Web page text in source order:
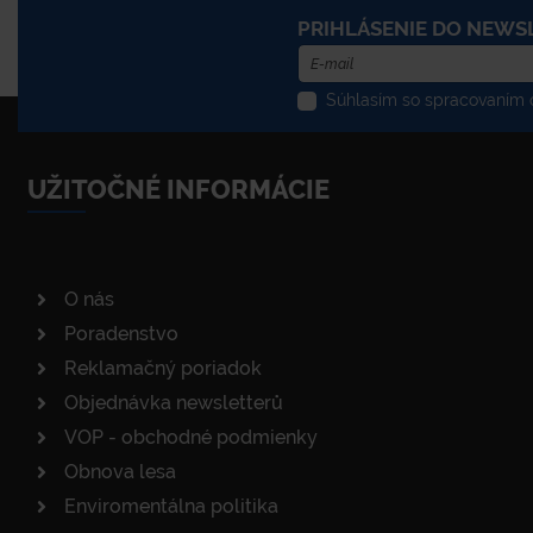
PRIHLÁSENIE DO
Súhlasím so
UŽITOČNÉ INFORMÁCIE
O nás
Poradenstvo
Reklamačný poriadok
Objednávka newsletterů
VOP - obchodné podmienky
Obnova lesa
Enviromentálna politika